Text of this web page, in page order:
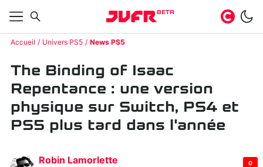
BETA
Accueil Univers PS5 News PS5
The Binding of Isaac
Repentance : une version
physique sur Switch, PS4 et
PS5 plus tard dans l'année
Robin Lamorlette 0